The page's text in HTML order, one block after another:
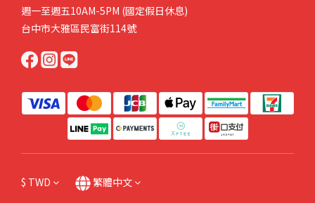
週一至週五10AM-5PM (國定假日休息)
台中市大雅區民富街114號
$ TWD 繁體中文